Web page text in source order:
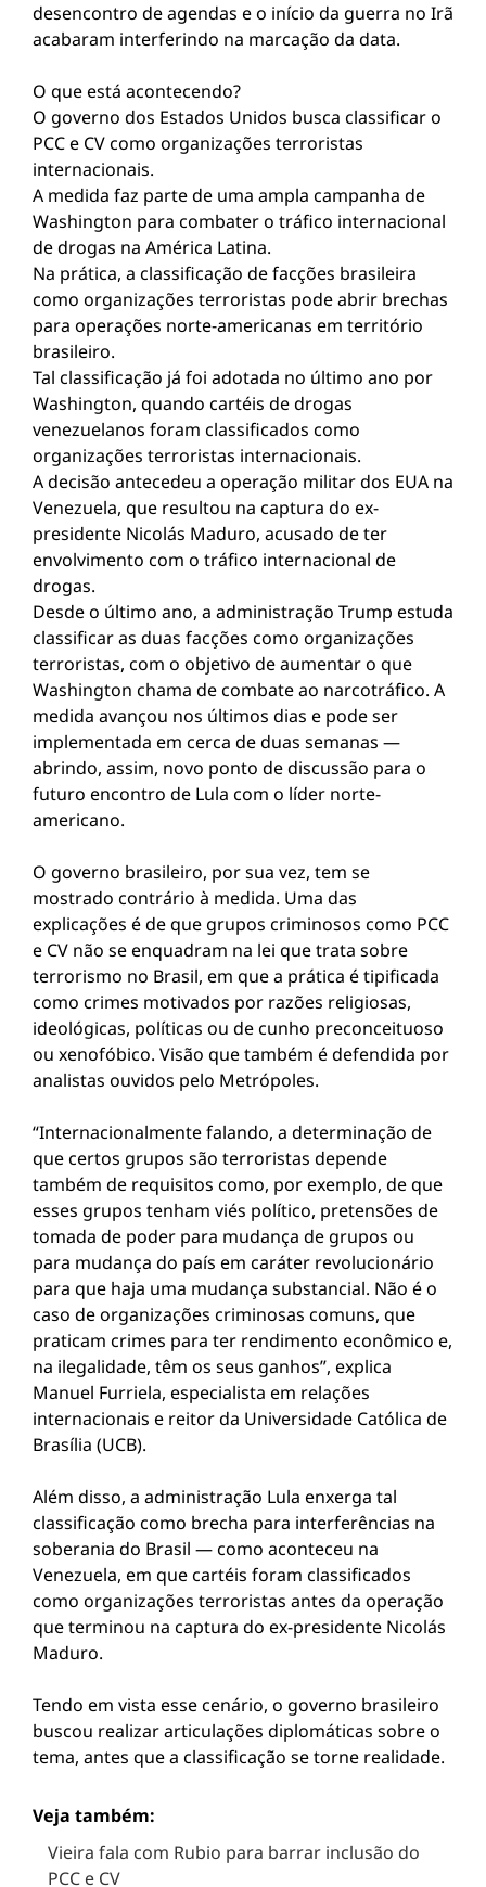
desencontro de agendas e o início da guerra no Irã
acabaram interferindo na marcação da data.
O que está acontecendo?
O governo dos Estados Unidos busca classificar o
PCC e CV como organizações terroristas
internacionais.
A medida faz parte de uma ampla campanha de
Washington para combater o tráfico internacional
de drogas na América Latina.
Na prática, a classificação de facções brasileira
como organizações terroristas pode abrir brechas
para operações norte-americanas em território
brasileiro.
Tal classificação já foi adotada no último ano por
Washington, quando cartéis de drogas
venezuelanos foram classificados como
organizações terroristas internacionais.
A decisão antecedeu a operação militar dos EUA na
Venezuela, que resultou na captura do ex-
presidente Nicolás Maduro, acusado de ter
envolvimento com o tráfico internacional de
drogas.
Desde o último ano, a administração Trump estuda
classificar as duas facções como organizações
terroristas, com o objetivo de aumentar o que
Washington chama de combate ao narcotráfico. A
medida avançou nos últimos dias e pode ser
implementada em cerca de duas semanas —
abrindo, assim, novo ponto de discussão para o
futuro encontro de Lula com o líder norte-
americano.
O governo brasileiro, por sua vez, tem se
mostrado contrário à medida. Uma das
explicações é de que grupos criminosos como PCC
e CV não se enquadram na lei que trata sobre
terrorismo no Brasil, em que a prática é tipificada
como crimes motivados por razões religiosas,
ideológicas, políticas ou de cunho preconceituoso
ou xenofóbico. Visão que também é defendida por
analistas ouvidos pelo Metrópoles.
“Internacionalmente falando, a determinação de
que certos grupos são terroristas depende
também de requisitos como, por exemplo, de que
esses grupos tenham viés político, pretensões de
tomada de poder para mudança de grupos ou
para mudança do país em caráter revolucionário
para que haja uma mudança substancial. Não é o
caso de organizações criminosas comuns, que
praticam crimes para ter rendimento econômico e,
na ilegalidade, têm os seus ganhos”, explica
Manuel Furriela, especialista em relações
internacionais e reitor da Universidade Católica de
Brasília (UCB).
Além disso, a administração Lula enxerga tal
classificação como brecha para interferências na
soberania do Brasil — como aconteceu na
Venezuela, em que cartéis foram classificados
como organizações terroristas antes da operação
que terminou na captura do ex-presidente Nicolás
Maduro.
Tendo em vista esse cenário, o governo brasileiro
buscou realizar articulações diplomáticas sobre o
tema, antes que a classificação se torne realidade.
Veja também:
Vieira fala com Rubio para barrar inclusão do
PCC e CV